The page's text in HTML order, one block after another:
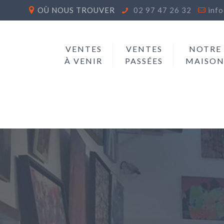
OÙ NOUS TROUVER 02 97 47 26 32
VENTES
À VENIR
VENTES
PASSÉES
NOTRE